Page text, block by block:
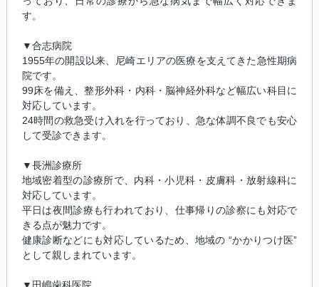
す。
▼合志病院
1955年の開設以来、尼崎エリアの医療を支えてきた急性期病
院です。
99床を備え、整形外科・内科・脳神経外科など幅広い科目に
対応しています。
24時間の救急受け入れを行っており、急な体調不良でも安心
して受診できます。
▼長洲診療所
地域密着型の診療所で、内科・小児科・皮膚科・放射線科に
対応しています。
平日は夜間診療も行われており、仕事帰りの診察にも対応で
きる点が魅力です。
健康診断などにも対応しているため、地域の “かかりつけ医”
として親しまれています。
▼田嶋歯科医院